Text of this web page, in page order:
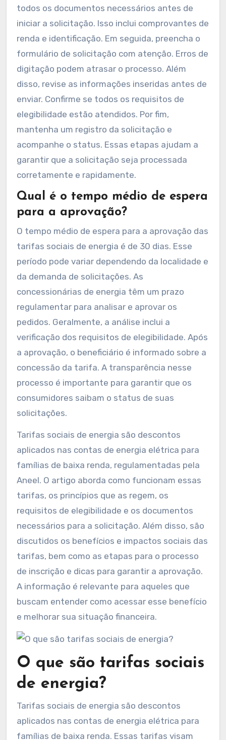
todos os documentos necessários antes de
iniciar a solicitação. Isso inclui comprovantes de
renda e identificação. Em seguida, preencha o
formulário de solicitação com atenção. Erros de
digitação podem atrasar o processo. Além
disso, revise as informações inseridas antes de
enviar. Confirme se todos os requisitos de
elegibilidade estão atendidos. Por fim,
mantenha um registro da solicitação e
acompanhe o status. Essas etapas ajudam a
garantir que a solicitação seja processada
corretamente e rapidamente.
Qual é o tempo médio de espera
para a aprovação?
O tempo médio de espera para a aprovação das
tarifas sociais de energia é de 30 dias. Esse
período pode variar dependendo da localidade e
da demanda de solicitações. As
concessionárias de energia têm um prazo
regulamentar para analisar e aprovar os
pedidos. Geralmente, a análise inclui a
verificação dos requisitos de elegibilidade. Após
a aprovação, o beneficiário é informado sobre a
concessão da tarifa. A transparência nesse
processo é importante para garantir que os
consumidores saibam o status de suas
solicitações.
Tarifas sociais de energia são descontos
aplicados nas contas de energia elétrica para
famílias de baixa renda, regulamentadas pela
Aneel. O artigo aborda como funcionam essas
tarifas, os princípios que as regem, os
requisitos de elegibilidade e os documentos
necessários para a solicitação. Além disso, são
discutidos os benefícios e impactos sociais das
tarifas, bem como as etapas para o processo
de inscrição e dicas para garantir a aprovação.
A informação é relevante para aqueles que
buscam entender como acessar esse benefício
e melhorar sua situação financeira.
O que são tarifas sociais
de energia?
Tarifas sociais de energia são descontos
aplicados nas contas de energia elétrica para
famílias de baixa renda. Essas tarifas visam